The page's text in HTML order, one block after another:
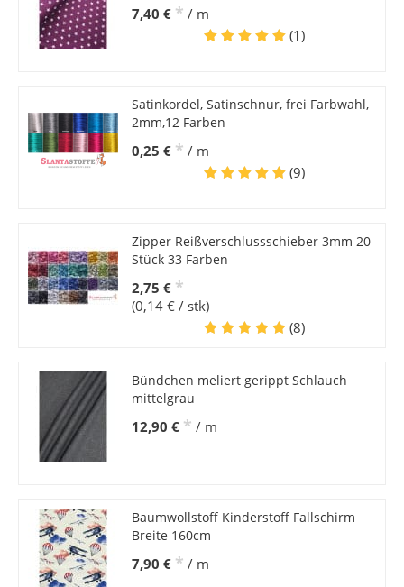
7,40 € * / m
(1)
Satinkordel, Satinschnur, frei Farbwahl,
2mm,12 Farben
0,25 € * / m
(9)
Zipper Reißverschlussschieber 3mm 20
Stück 33 Farben
2,75 € *
(0,14 € / stk)
(8)
Bündchen meliert gerippt Schlauch
mittelgrau
12,90 € * / m
Baumwollstoff Kinderstoff Fallschirm
Breite 160cm
7,90 € * / m